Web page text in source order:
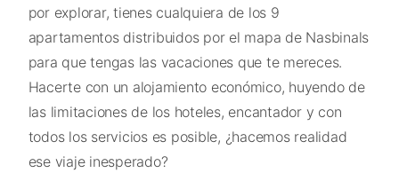
por explorar, tienes cualquiera de los 9
apartamentos distribuidos por el mapa de Nasbinals
para que tengas las vacaciones que te mereces.
Hacerte con un alojamiento económico, huyendo de
las limitaciones de los hoteles, encantador y con
todos los servicios es posible, ¿hacemos realidad
ese viaje inesperado?